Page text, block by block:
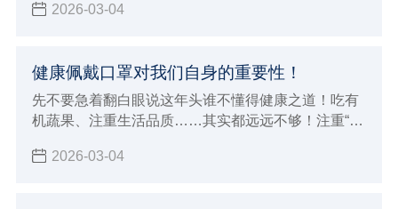
一些场合需要我们戴好口罩，保护自己。
2026-03-04
健康佩戴口罩对我们自身的重要性！
先不要急着翻白眼说这年头谁不懂得健康之道！吃有
机蔬果、注重生活品质……其实都远远不够！注重“内
知道，不是躲在屋里不出来就能躲过雾霾这一劫的。
2026-03-04